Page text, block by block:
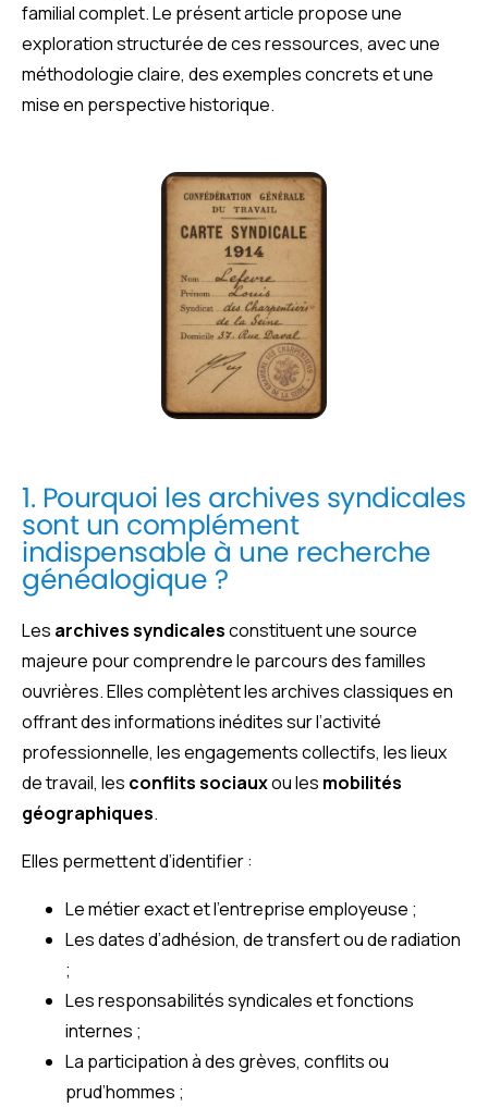
familial complet. Le présent article propose une
exploration structurée de ces ressources, avec une
méthodologie claire, des exemples concrets et une
mise en perspective historique.
1. Pourquoi les archives syndicales
sont un complément
indispensable à une recherche
généalogique ?
Les archives syndicalesconstituent une source
majeure pour comprendre le parcours des familles
ouvrières. Elles complètent les archives classiques en
offrant des informations inédites sur l’activité
professionnelle, les engagements collectifs, les lieux
de travail, les conflits sociauxou les mobilités
géographiques.
Elles permettent d’identifier :
Le métier exact et l’entreprise employeuse ;
Les dates d’adhésion, de transfert ou de radiation
;
Les responsabilités syndicales et fonctions
internes ;
La participation à des grèves, conflits ou
prud’hommes ;